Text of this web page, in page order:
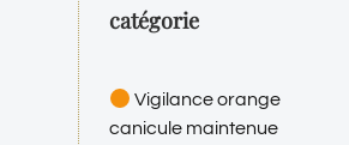
catégorie
Vigilance orange
canicule maintenue